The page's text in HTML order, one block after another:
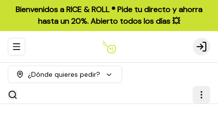
Bienvenidos a RICE & ROLL ®️ Pide tu directo y ahorra
hasta un 20%. Abierto todos los días 💥
Abrir menu de navegación Login
¿Dónde quieres pedir?